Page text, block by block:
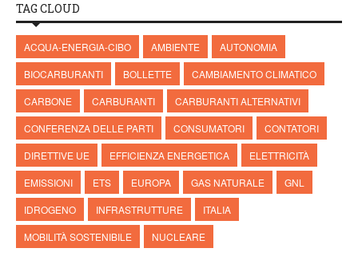
TAG CLOUD
ACQUA-ENERGIA-CIBO AMBIENTE
AUTONOMIA
BIOCARBURANTI
BOLLETTE
CAMBIAMENTO CLIMATICO
CARBONE
CARBURANTI
CARBURANTI ALTERNATIVI
CONFERENZA DELLE PARTI
CONSUMATORI
CONTATORI
DIRETTIVE UE
EFFICIENZA ENERGETICA
ELETTRICITÀ
EMISSIONI
ETS EUROPA GAS NATURALE
GNL
IDROGENO
INFRASTRUTTURE
ITALIA
MOBILITÀ SOSTENIBILE
NUCLEARE